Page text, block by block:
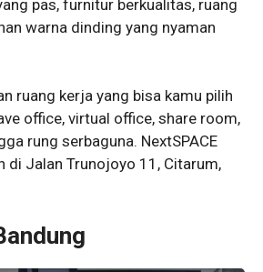
pas, furnitur berkualitas, ruang
warna dinding yang nyaman
ruang kerja yang bisa kamu pilih
office, virtual office, share room,
rung serbaguna. NextSPACE
di Jalan Trunojoyo 11, Citarum,